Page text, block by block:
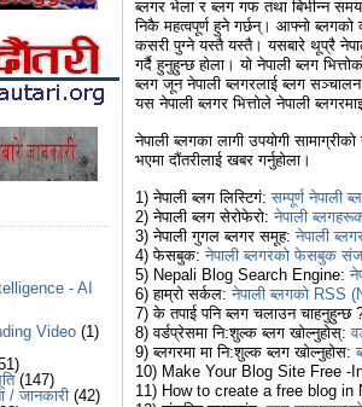
- AI
Video (1)
(147)
/ जानकारी (42)
ब्लगर भेला र ब्लग गफ तथा बिभीन्न
निकै महत्वपूर्ण हुने गर्छन्। आफ्नो ब्लगको
कसरी पुग्ने यस्तै यस्तै। यसबारे थूप्रै
गर्दै हुनुहुन्छ होला। यो नेपाली ब्लग
ब्लग जून नेपाली ब्लगरलाई ब्लग
यस नेपाली ब्लगर भित्तोले नेपाली
नेपाली ब्लगका लागी उपयोगी
भएमा दौंतरीलाई खबर गर्नुहोला।
1) नेपाली ब्लग लिस्टिगं:सम्पूर्ण
2) नेपाली ब्लग सेरोफेरो:नेपाली
3) नेपाली गुगल ब्लगर समूह:नेपाली
4) फेसबुक:नेपाली ब्लगरको फेसबुक
5) Nepali Blog Search Engine:
6) हाम्रो सर्कल:नेपाली ब्लगको RSS
7) के तपाई पनि ब्लग चलाउन चाहनुहुन्छ
8) वर्डप्रेसमा नि:शुल्क ब्लग खोल्नुहोस्:
9) ब्लगरमा मा नि:शुल्क ब्लग खोल्नुहोस:
10) Make Your Blog Site Free -
11) How to create a free blog in